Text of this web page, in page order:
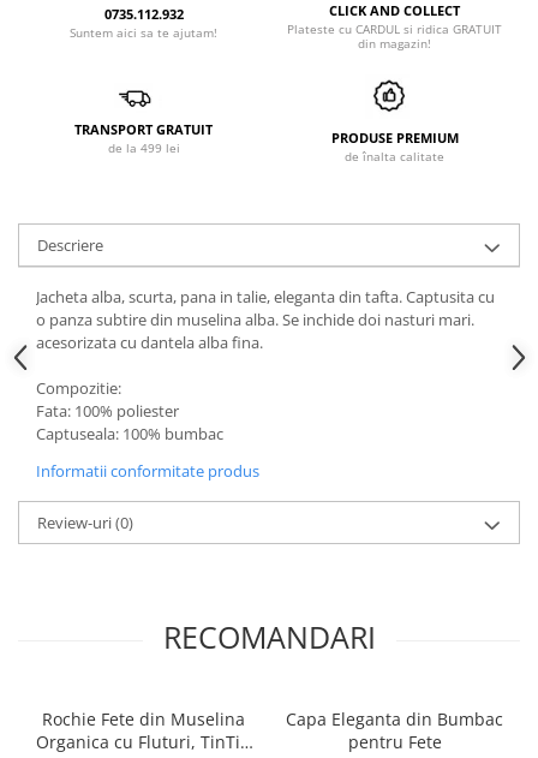
0735.112.932
Suntem aici sa te ajutam!
CLICK AND COLLECT
Plateste cu CARDUL si ridica GRATUIT
din magazin!
TRANSPORT GRATUIT
de la 499 lei
PRODUSE PREMIUM
de înalta calitate
Descriere
Jacheta alba, scurta, pana in talie, eleganta din tafta. Captusita cu
o panza subtire din muselina alba. Se inchide doi nasturi mari.
acesorizata cu dantela alba fina.
Compozitie:
Fata: 100% poliester
Captuseala: 100% bumbac
Informatii conformitate produs
Review-uri(0)
RECOMANDARI
Rochie Fete din Muselina
Organica cu Fluturi, TinTin
Capa Eleganta din Bumbac
pentru Fete